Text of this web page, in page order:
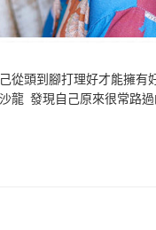
從頭到腳打理好才能擁
龍 發現自己原來很常路過